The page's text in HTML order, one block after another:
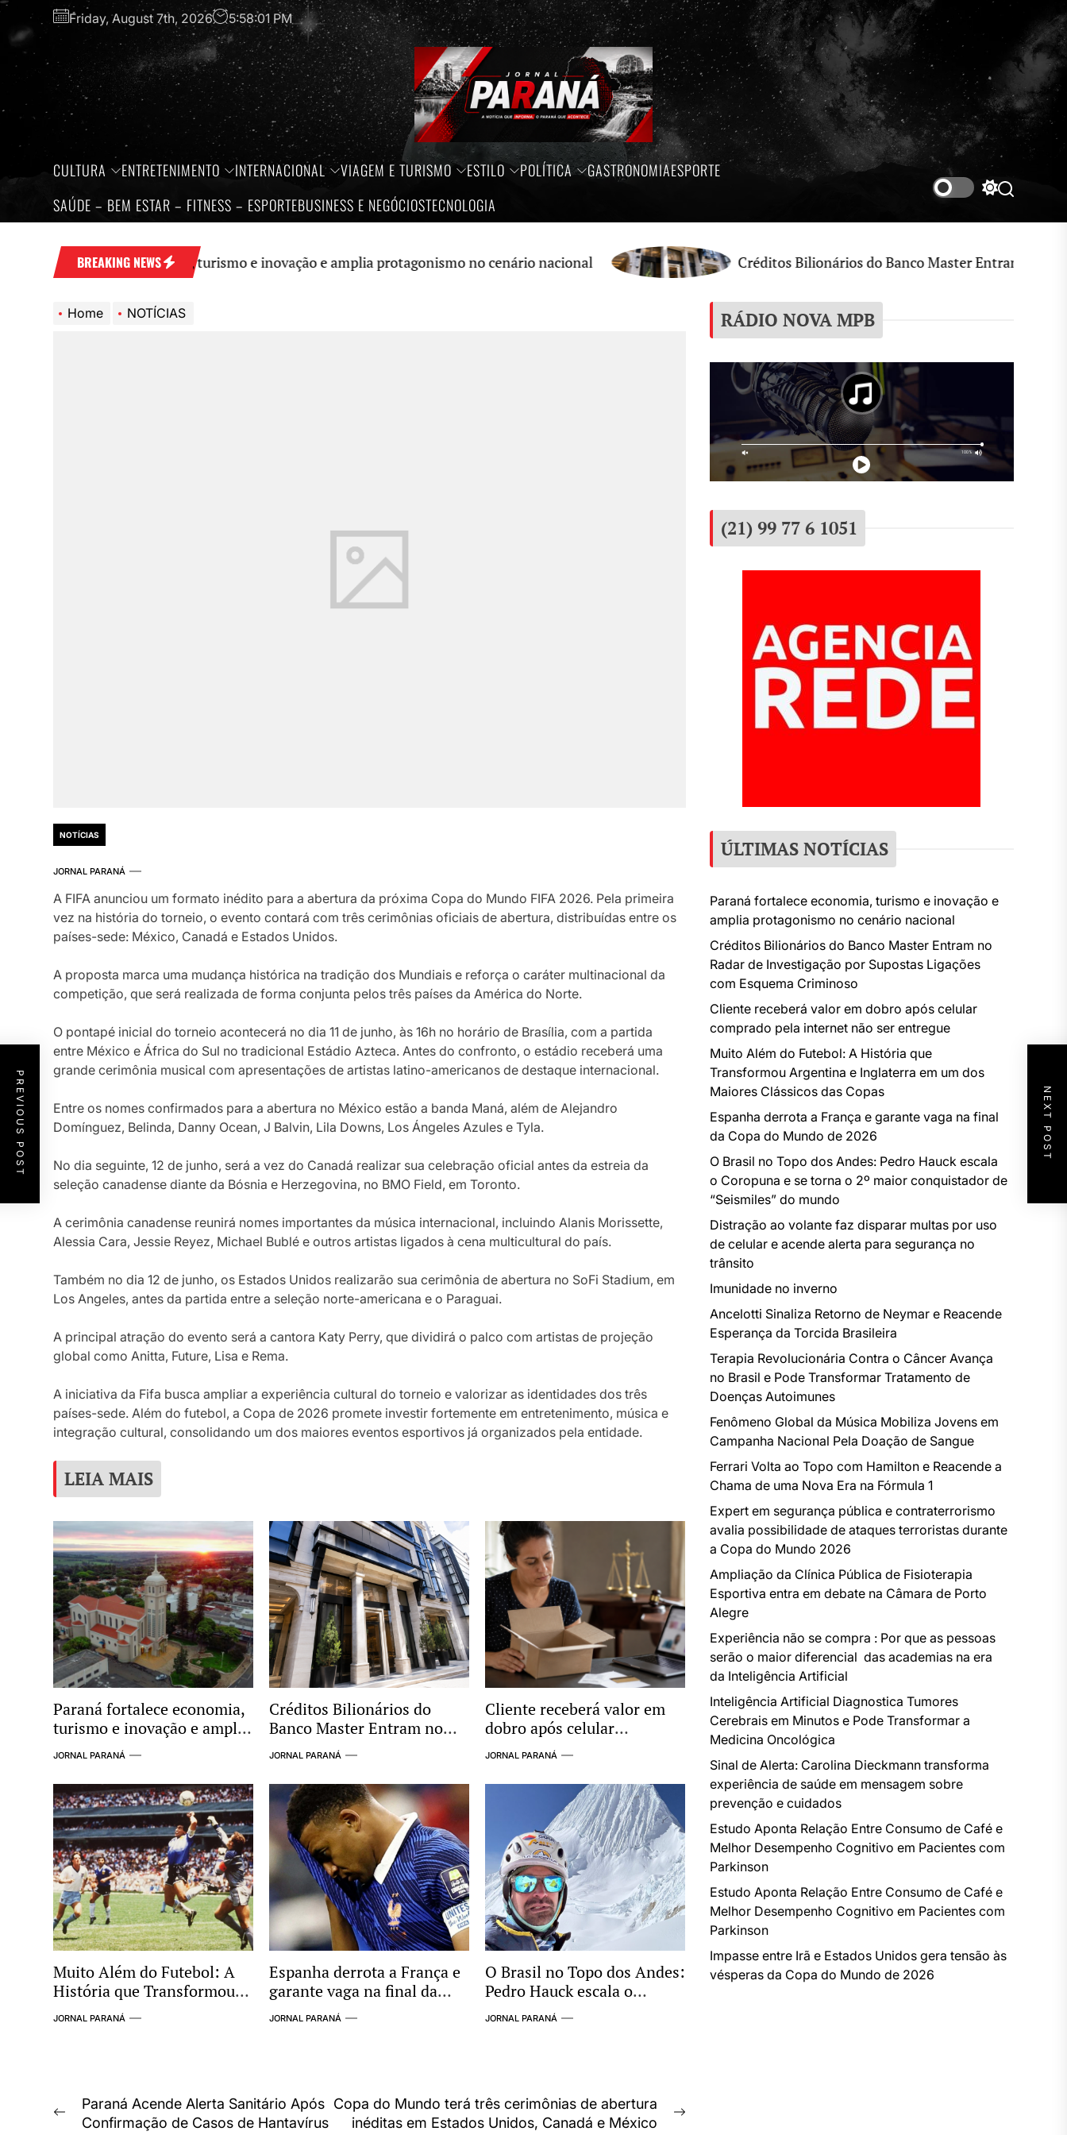
Skip
content
Friday, August 7th, 2026 5:58:02 PM
CULTURA ENTRETENIMENTO INTERNACIONAL VIAGEM E TURISMO ESTILO POLÍTICA GASTRONOMIAESPORTE
SAÚDE – BEM ESTAR – FITNESS – ESPORTEBUSINESS E NEGÓCIOSTECNOLOGIA
SwitchSearch
BREAKING NEWS
fortalece economia, turismo e inovação e amplia protagonismo no cenário nacional Créditos Bilionários do Banco Master Entram no Radar de
Home NOTÍCIAS
NOTÍCIAS
JORNAL PARANÁ
A FIFA anunciou um formato inédito para a abertura da próxima Copa do Mundo FIFA 2026. Pela primeira
vez na história do torneio, o evento contará com três cerimônias oficiais de abertura, distribuídas entre os
países-sede: México, Canadá e Estados Unidos.
A proposta marca uma mudança histórica na tradição dos Mundiais e reforça o caráter multinacional da
competição, que será realizada de forma conjunta pelos três países da América do Norte.
O pontapé inicial do torneio acontecerá no dia 11 de junho, às 16h no horário de Brasília, com a partida
entre México e África do Sul no tradicional Estádio Azteca. Antes do confronto, o estádio receberá uma
grande cerimônia musical com apresentações de artistas latino-americanos de destaque internacional.
Entre os nomes confirmados para a abertura no México estão a banda Maná, além de Alejandro
Domínguez, Belinda, Danny Ocean, J Balvin, Lila Downs, Los Ángeles Azules e Tyla.
No dia seguinte, 12 de junho, será a vez do Canadá realizar sua celebração oficial antes da estreia da
seleção canadense diante da Bósnia e Herzegovina, no BMO Field, em Toronto.
A cerimônia canadense reunirá nomes importantes da música internacional, incluindo Alanis Morissette,
Alessia Cara, Jessie Reyez, Michael Bublé e outros artistas ligados à cena multicultural do país.
Também no dia 12 de junho, os Estados Unidos realizarão sua cerimônia de abertura no SoFi Stadium, em
Los Angeles, antes da partida entre a seleção norte-americana e o Paraguai.
A principal atração do evento será a cantora Katy Perry, que dividirá o palco com artistas de projeção
global como Anitta, Future, Lisa e Rema.
A iniciativa da Fifa busca ampliar a experiência cultural do torneio e valorizar as identidades dos três
países-sede. Além do futebol, a Copa de 2026 promete investir fortemente em entretenimento, música e
integração cultural, consolidando um dos maiores eventos esportivos já organizados pela entidade.
PREVIOUS POST NEXT POST
LEIA MAIS
Paraná fortalece economia,
turismo e inovação e amplia
protagonismo no cenário
JORNAL PARANÁ
Créditos Bilionários do
Banco Master Entram no
Radar de Investigação por
Esquema Criminoso
JORNAL PARANÁ
Cliente receberá valor em
dobro após celular
comprado pela internet não
JORNAL PARANÁ
Muito Além do Futebol: A
História que Transformou
Argentina e Inglaterra em
JORNAL PARANÁ
Espanha derrota a França e
garante vaga na final da
Copa do Mundo de 2026
JORNAL PARANÁ
O Brasil no Topo dos Andes:
Pedro Hauck escala o
Coropuna e se torna o 2º
JORNAL PARANÁ
Navegação
Previous
Paraná Acende Alerta Sanitário Após
Confirmação de Casos de Hantavírus
Copa do Mundo terá três cerimônias de abertura
inéditas em Estados Unidos, Canadá e México
RÁDIO NOVA MPB
(21) 99 77 6 1051
ÚLTIMAS NOTÍCIAS
Paraná fortalece economia, turismo e inovação e
amplia protagonismo no cenário nacional
Créditos Bilionários do Banco Master Entram no
Radar de Investigação por Supostas Ligações
com Esquema Criminoso
Cliente receberá valor em dobro após celular
comprado pela internet não ser entregue
Muito Além do Futebol: A História que
Transformou Argentina e Inglaterra em um dos
Maiores Clássicos das Copas
Espanha derrota a França e garante vaga na final
da Copa do Mundo de 2026
O Brasil no Topo dos Andes: Pedro Hauck escala
o Coropuna e se torna o 2º maior conquistador de
“Seismiles” do mundo
Distração ao volante faz disparar multas por uso
de celular e acende alerta para segurança no
trânsito
Imunidade no inverno
Ancelotti Sinaliza Retorno de Neymar e Reacende
Esperança da Torcida Brasileira
Terapia Revolucionária Contra o Câncer Avança
no Brasil e Pode Transformar Tratamento de
Doenças Autoimunes
Fenômeno Global da Música Mobiliza Jovens em
Campanha Nacional Pela Doação de Sangue
Ferrari Volta ao Topo com Hamilton e Reacende a
Chama de uma Nova Era na Fórmula 1
Expert em segurança pública e contraterrorismo
avalia possibilidade de ataques terroristas durante
a Copa do Mundo 2026
Ampliação da Clínica Pública de Fisioterapia
Esportiva entra em debate na Câmara de Porto
Alegre
Experiência não se compra : Por que as pessoas
serão o maior diferencial das academias na era
da Inteligência Artificial
Inteligência Artificial Diagnostica Tumores
Cerebrais em Minutos e Pode Transformar a
Medicina Oncológica
Sinal de Alerta: Carolina Dieckmann transforma
experiência de saúde em mensagem sobre
prevenção e cuidados
Estudo Aponta Relação Entre Consumo de Café e
Melhor Desempenho Cognitivo em Pacientes com
Parkinson
Estudo Aponta Relação Entre Consumo de Café e
Melhor Desempenho Cognitivo em Pacientes com
Parkinson
Impasse entre Irã e Estados Unidos gera tensão às
vésperas da Copa do Mundo de 2026